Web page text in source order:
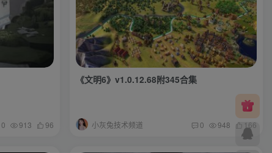
0 913 96
《文明6》v1.0.12.68附345合集
小灰兔技术频道 0 948 166